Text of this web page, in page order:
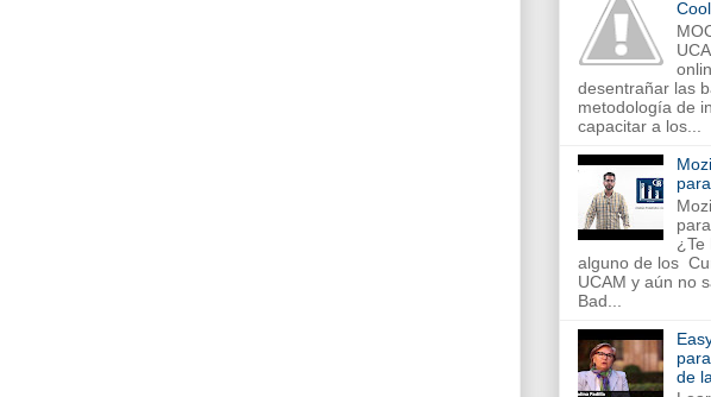
desentrañar las
metodología de
capacitar a los...
¿Te
alguno de los
UCAM y aún no
Bad...
de